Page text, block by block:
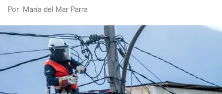
Por María del Mar Parra